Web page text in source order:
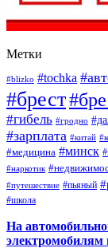
Метки
#blizko #tochka
#брест
#гибель #гродно
#зарплата #китай
#медицина #минск
#наркотик
#путешествие #пьяный
#школа
На